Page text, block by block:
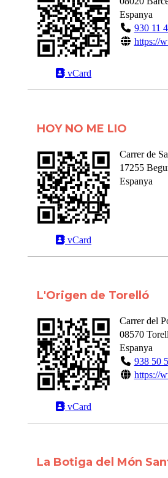
vCard
Espanya
930 11
https://
HOY NO ME LIO
vCard
Carrer de
17255
Espanya
L'Origen de Torelló
vCard
Carrer del
08570
Espanya
938 50
https://
La Botiga del Món